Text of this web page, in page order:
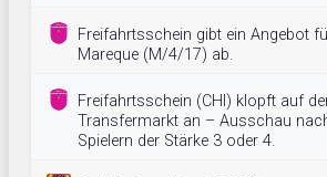
Freifahrtsschein gibt ein Angebot
Mareque (M/4/17) ab.
Freifahrtsschein (CHI) klopft auf
Transfermarkt an – Ausschau
Spielern der Stärke 3 oder 4.